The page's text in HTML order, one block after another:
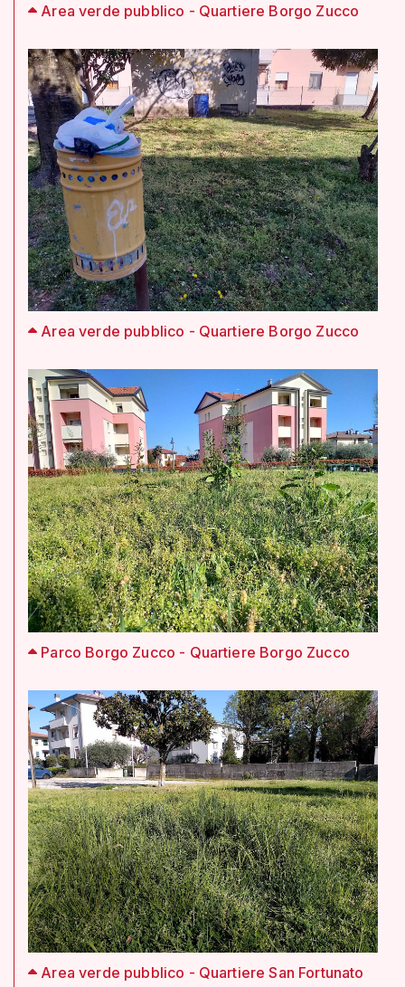
Area verde pubblico - Quartiere Borgo Zucco
Area verde pubblico - Quartiere Borgo Zucco
Parco Borgo Zucco - Quartiere Borgo Zucco
Area verde pubblico - Quartiere San Fortunato